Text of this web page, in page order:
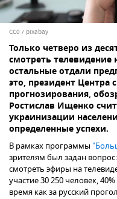
CC0 / pixabay
Только четверо из
смотреть телевидение
остальные отдали
это, президент Центра
прогнозирования,
Ростислав Ищенко
украинизации
определенные успехи.
В рамках программы
зрителям был задан
смотреть эфиры на
участие 30 250 человек,
время как за русский